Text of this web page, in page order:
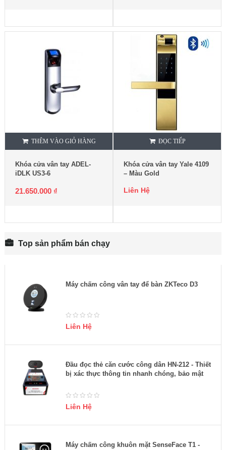
THÊM VÀO GIỎ HÀNG
Khóa cửa vân tay ADEL-
iDLK US3-6
21.650.000 ₫
ĐỌC TIẾP
Khóa cửa vân tay Yale 4109
– Màu Gold
Liên Hệ
Top sản phẩm bán chạy
Máy chấm công vân tay để bàn ZKTeco D3
Liên Hệ
Đầu đọc thẻ căn cước công dân HN-212 - Thiết
bị xác thực thông tin nhanh chóng, bảo mật
Liên Hệ
Máy chấm công khuôn mặt SenseFace T1 -